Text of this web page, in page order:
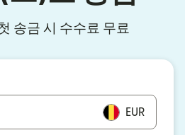
송금 시 수수료 무료
EUR